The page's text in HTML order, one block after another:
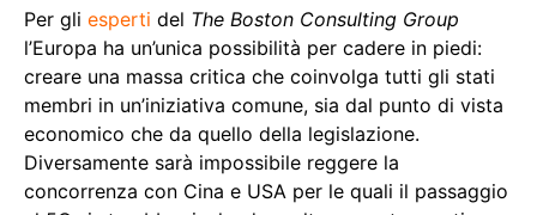
Per gli esperti del The Boston Consulting Group
l’Europa ha un’unica possibilità per cadere in piedi:
creare una massa critica che coinvolga tutti gli stati
membri in un’iniziativa comune, sia dal punto di vista
economico che da quello della legislazione.
Diversamente sarà impossibile reggere la
concorrenza con Cina e USA per le quali il passaggio